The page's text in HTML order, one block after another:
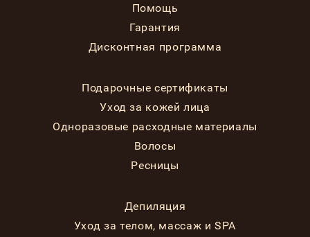
Помощь
Гарантия
Дисконтная программа
Подарочные сертификаты
Уход за кожей лица
Одноразовые расходные материалы
Волосы
Ресницы
Депиляция
Уход за телом, массаж и SPA